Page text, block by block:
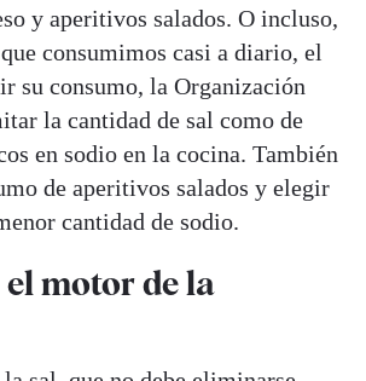
y aperitivos salados. O incluso,
consumimos casi a diario, el
su consumo, la Organización
la cantidad de sal como de
en sodio en la cocina. También
de aperitivos salados y elegir
cantidad de sodio.
motor de la